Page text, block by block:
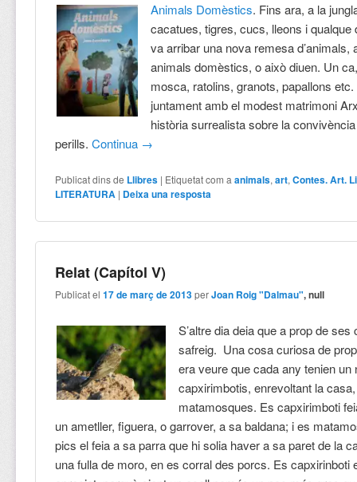
Animals Domèstics. Fins ara, a la
cacatues, tigres, cucs, lleons i qualque
va arribar una nova remesa d’animals,
animals domèstics, o això diuen. Un
mosca, ratolins, granots, papallons
juntament amb el modest matrimoni
història surrealista sobre la
perills.Continua →
Publicat dins de Llibres | Etiquetat com a animals,art,Contes. Art.
LITERATURA | Deixa una resposta
Relat (Capítol V)
Publicat el17 de març de 2013 perJoan Roig "Dalmau", null
S’altre dia deia que a prop de
safreig. Una cosa curiosa de
era veure que cada any tenien un
capxirimbotis, enrevoltant la
matamosques. Es capxirimboti
un ametller, figuera, o garrover, a sa baldana; i es
pics el feia a sa parra que hi solia haver a sa paret de la
una fulla de moro, en es corral des porcs. Es capxirinboti